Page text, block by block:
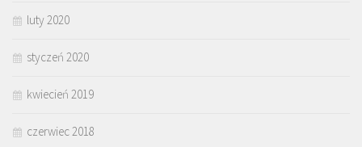
luty 2020
styczeń 2020
kwiecień 2019
czerwiec 2018